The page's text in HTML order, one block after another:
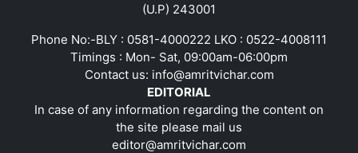
(U.P) 243001
Phone No:-BLY : 0581-4000222 LKO : 0522-4008111
Timings : Mon- Sat, 09:00am-06:00pm
Contact us: info@amritvichar.com
EDITORIAL
In case of any information regarding the content on
the site please mail us
editor@amritvichar.com